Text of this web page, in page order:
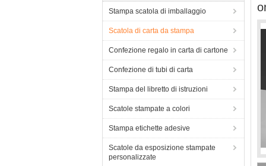
Stampa scatola di imballaggio
Scatola di carta da stampa
Confezione regalo in carta di cartone
Confezione di tubi di carta
Stampa del libretto di istruzioni
Scatole stampate a colori
Stampa etichette adesive
Scatole da esposizione stampate
personalizzate